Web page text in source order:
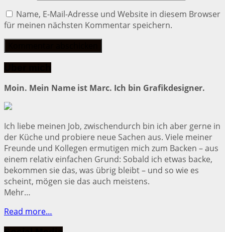
Name, E-Mail-Adresse und Website in diesem Browser
für meinen nächsten Kommentar speichern.
Moin. Mein Name ist Marc. Ich bin Grafikdesigner.
Ich liebe meinen Job, zwischendurch bin ich aber gerne in
der Küche und probiere neue Sachen aus. Viele meiner
Freunde und Kollegen ermutigen mich zum Backen – aus
einem relativ einfachen Grund: Sobald ich etwas backe,
bekommen sie das, was übrig bleibt – und so wie es
scheint, mögen sie das auch meistens.
Mehr…
Read more…